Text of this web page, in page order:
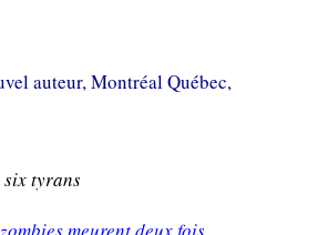
auteur, Montréal Québec,
six tyrans